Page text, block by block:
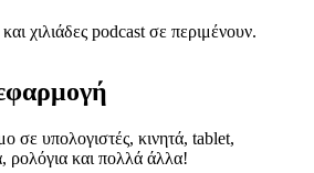
χιλιάδες podcast σε περιμένουν.
σε υπολογιστές, κινητά, tablet,
ρολόγια και πολλά άλλα!